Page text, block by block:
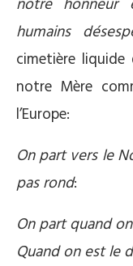
humains
cimetière
notre Mère
l’Europe:
On part vers le
pas rond:
On part quand
Quand on est le